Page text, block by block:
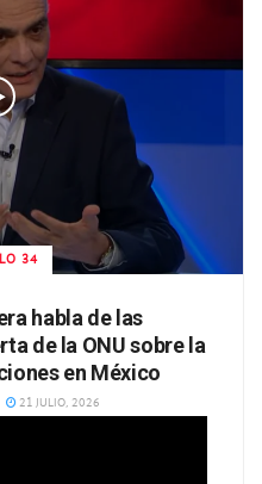
34
habla de las
de la ONU sobre la
en México
21 JULIO, 2026